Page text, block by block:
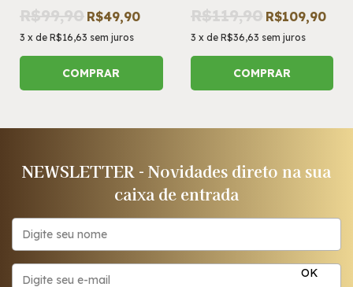
R$99,90 R$49,90
3 x de R$16,63 sem juros
COMPRAR
R$119,90 R$109,90
3 x de R$36,63 sem juros
COMPRAR
NEWSLETTER - Novidades direto na sua
caixa de entrada